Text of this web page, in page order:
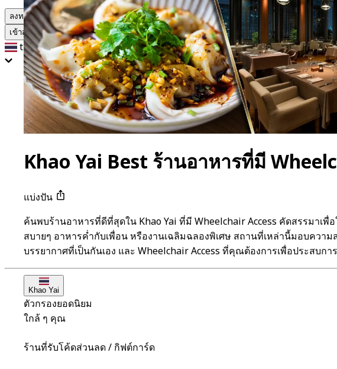
ลงทะเบียน
เข้าสู่ระบบ
th
Khao Yai Best ร้านอาหารที่มี
แบ่งปัน
ค้นพบร้านอาหารที่ดีที่สุดใน Khao Yai ที่มี Wheelchair Access คัดสรรมา
สบายๆ อาหารค่ำกับเพื่อน หรืองานเฉลิมฉลองพิเศษ สถานที่เหล่านี้มอบคว
บรรยากาศที่เป็นกันเอง และ Wheelchair Access ที่คุณต้องการเพื่อประสบก
Khao Yai
ตัวกรองยอดนิยม
ใกล้ ๆ คุณ
ร้านที่รับโค้ดส่วนลด / กิฟต์การ์ด